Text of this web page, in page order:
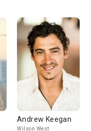
Andrew Keegan
Wilson West